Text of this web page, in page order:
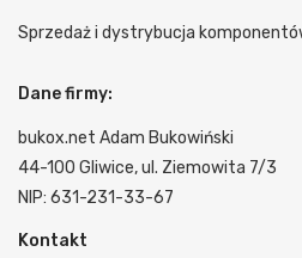
Sprzedaż i dystrybucja
Dane firmy:
bukox.net Adam Bukowiński
44-100 Gliwice, ul. Ziemowita 7/3
NIP: 631-231-33-67
Kontakt